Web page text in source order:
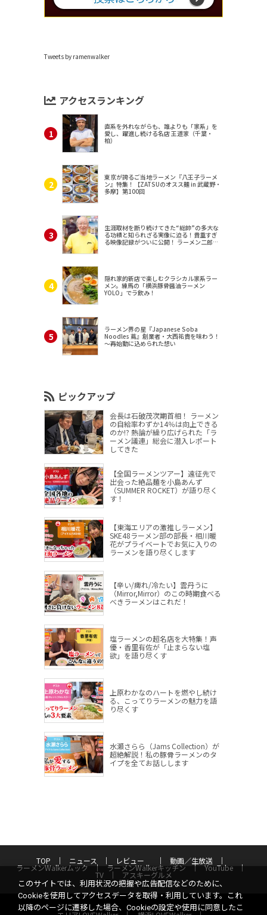
Tweets by ramenwalker
アクセスランキング
直系を外れながらも、誰よりも「家系」を
愛し、躍進し続ける名店 王道家（千葉・
柏）
東京が誇るご当地ラーメン『八王子ラーメ
ン』特集！【ZATSUのオスス麺 in 武蔵野・
多摩】第100回
生涯取材を断り続けてきた“総帥”の多大な
る功績と知られざる実像に迫る！貴重すぎ
る映像記録がついに公開！ ラーメン二郎
隠れ家的新店で楽しむクラシカル家系ラー
メン。練馬の「横浜豚骨醤油ラーメン
YOLO」でラ飲み！
ラーメン界の星『Japanese Soba
Noodles 蔦』創業者・大西祐貴を味わう！
～再始動に込められた想い
ピックアップ
会長は石破茂次期首相！ ラーメン
の自給率わずか14％は向上できる
のか!? 熱論が繰り広げられた「ラ
ーメン議連」総会に潜入レポート
してきた
【全国ラーメンツアー】遠征先で
出会った絶品麺を小島あんず
（SUMMER ROCKET）が語り尽く
す！
【東海エリアの激推しラーメン】
SKE48ラーメン部の部長・相川暖
花がプライベートでお気に入りの
ラーメンを語り尽くします
【辛い/痺れ/冷たい】雲丹うに
（Mirror,Mirror）のこの時期食べる
べきラーメンはこれだ！
塩ラーメンの超名店を大特集！声
優・香里有佐が「止まらない塩
欲」を語り尽くす
上原わかなのハートを燃やし続け
る、こってりラーメンの魅力を語
り尽くす
水瀬さらら（Jams Collection）が
超絶解説！私の豚骨ラーメンのタ
イプを全てお話しします
TOP ニュース レビュー 動画／生放送
ラーメンWalkerムック ラーメンWalkerキッチン YouTube
TV アスキーグルメ
このサイトでは、利用状況の把握や広告配信などのために、
Cookieを使用してアクセスデータを取得・利用しています。これ
以降のページに遷移した場合、Cookieの設定や使用に同意したこ